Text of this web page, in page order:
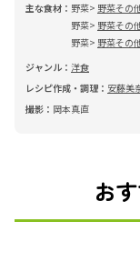
主な食材： 野菜 野菜その
野菜
野菜その
野菜
野菜その
ジャンル： 洋食
レシピ作成・調理： 安藤美
撮影： 岡本真直
お